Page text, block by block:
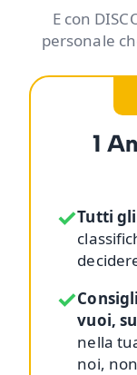
E con
personale
1
✓Tutti gli
✓
vuoi,
nella
noi,